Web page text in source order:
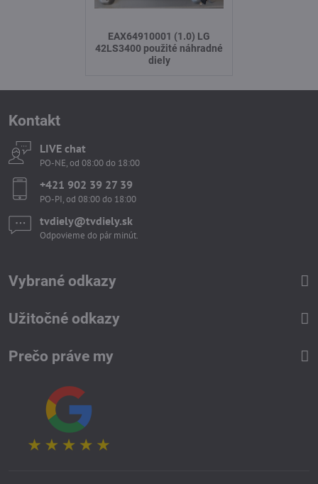
EAX64910001 (1.0) LG
42LS3400 použité náhradné
diely
Kontakt
LIVE chat
PO-NE, od 08:00 do 18:00
+421 902 39 27 39
PO-PI, od 08:00 do 18:00
tvdiely​​@tvdiely​​.sk
Odpovieme do pár minút.
Vybrané odkazy
Užitočné odkazy
Prečo práve my